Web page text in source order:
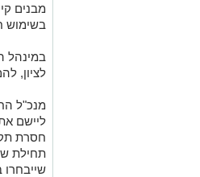
בשימוש
לציון, להם ילדים בגילאי 3
מנכ"ל
ליישם
חסרת